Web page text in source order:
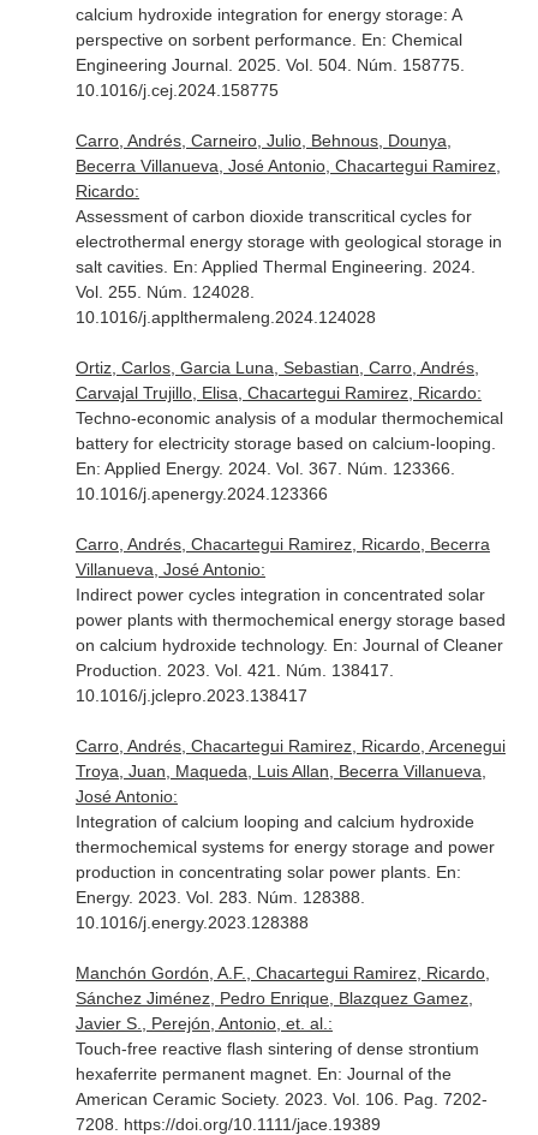
calcium hydroxide integration for energy storage: A
perspective on sorbent performance. En: Chemical
Engineering Journal. 2025. Vol. 504. Núm. 158775.
10.1016/j.cej.2024.158775
Carro, Andrés, Carneiro, Julio, Behnous, Dounya,
Becerra Villanueva, José Antonio, Chacartegui Ramirez,
Ricardo:
Assessment of carbon dioxide transcritical cycles for
electrothermal energy storage with geological storage in
salt cavities. En: Applied Thermal Engineering . 2024.
Vol. 255. Núm. 124028.
10.1016/j.applthermaleng.2024.124028
Ortiz, Carlos, Garcia Luna, Sebastian, Carro, Andrés,
Carvajal Trujillo, Elisa, Chacartegui Ramirez, Ricardo:
Techno-economic analysis of a modular thermochemical
battery for electricity storage based on calcium-looping.
En: Applied Energy. 2024. Vol. 367. Núm. 123366.
10.1016/j.apenergy.2024.123366
Carro, Andrés, Chacartegui Ramirez, Ricardo, Becerra
Villanueva, José Antonio:
Indirect power cycles integration in concentrated solar
power plants with thermochemical energy storage based
on calcium hydroxide technology. En: Journal of Cleaner
Production . 2023. Vol. 421. Núm. 138417.
10.1016/j.jclepro.2023.138417
Carro, Andrés, Chacartegui Ramirez, Ricardo, Arcenegui
Troya, Juan, Maqueda, Luis Allan, Becerra Villanueva,
José Antonio:
Integration of calcium looping and calcium hydroxide
thermochemical systems for energy storage and power
production in concentrating solar power plants. En:
Energy. 2023. Vol. 283. Núm. 128388.
10.1016/j.energy.2023.128388
Manchón Gordón, A.F., Chacartegui Ramirez, Ricardo,
Sánchez Jiménez, Pedro Enrique, Blazquez Gamez,
Javier S., Perejón, Antonio, et. al.:
Touch-free reactive flash sintering of dense strontium
hexaferrite permanent magnet. En: Journal of the
American Ceramic Society. 2023. Vol. 106. Pag. 7202-
7208. https://doi.org/10.1111/jace.19389